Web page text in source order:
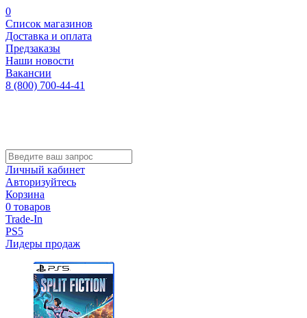
0
Список магазинов
Доставка и оплата
Предзаказы
Наши новости
Вакансии
8 (800) 700-44-41
Личный кабинет
Авторизуйтесь
Корзина
0 товаров
Trade-In
PS5
Лидеры продаж